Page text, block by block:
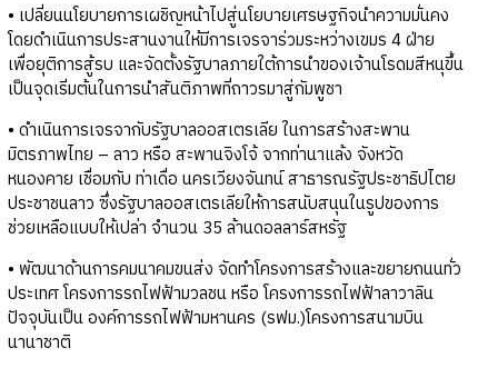
• เปลี่ยนนโยบายการเผชิญหน้าไปสู่นโยบายเศรษฐกิจนำความมั่นคง
โดยดำเนินการประสานงานให้มีการเจรจาร่วมระหว่างเขมร 4 ฝ่าย
เพื่อยุติการสู้รบ และจัดตั้งรัฐบาลภายใต้การนำของเจ้านโรดมสีหนุขึ้น
เป็นจุดเริ่มต้นในการนำสันติภาพที่ถาวรมาสู่กัมพูชา
• ดำเนินการเจรจากับรัฐบาลออสเตรเลีย ในการสร้างสะพาน
มิตรภาพไทย – ลาว หรือ สะพานจิงโจ้ จากท่านาแล้ง จังหวัด
หนองคาย เชื่อมกับ ท่าเดื่อ นครเวียงจันทน์ สาธารณรัฐประชาธิปไตย
ประชาชนลาว ซึ่งรัฐบาลออสเตรเลียให้การสนับสนุนในรูปของการ
ช่วยเหลือแบบให้เปล่า จำนวน 35 ล้านดอลลาร์สหรัฐ
• พัฒนาด้านการคมนาคมขนส่ง จัดทำโครงการสร้างและขยายถนนทั่ว
ประเทศ โครงการรถไฟฟ้ามวลชน หรือ โครงการรถไฟฟ้าลาวาลิน
ปัจจุบันเป็น องค์การรถไฟฟ้ามหานคร (รฟม.)โครงการสนามบิน
นานาชาติ